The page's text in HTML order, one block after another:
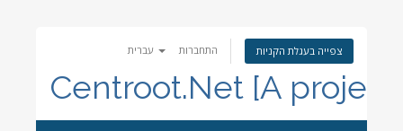
התחברות צפייה בעגלת הקניות
Centroot.Net [A